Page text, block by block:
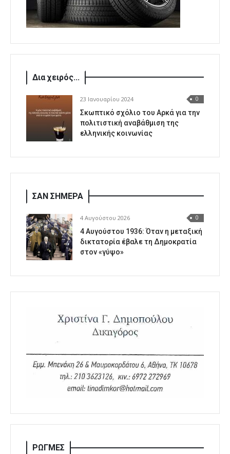
Δια χειρός...
23 Ιανουαρίου 2024 0
Σκωπτικό σχόλιο του Αρκά για την
πολιτιστική αναβάθμιση της
ελληνικής κοινωνίας
ΣΑΝ ΣΗΜΕΡΑ
4 Αυγούστου 2026 0
4 Αυγούστου 1936: Όταν η μεταξική
δικτατορία έβαλε τη Δημοκρατία
στον «γύψο»
ΡΩΓΜΕΣ